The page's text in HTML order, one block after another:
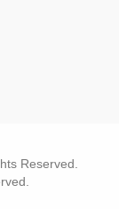
Reserved.